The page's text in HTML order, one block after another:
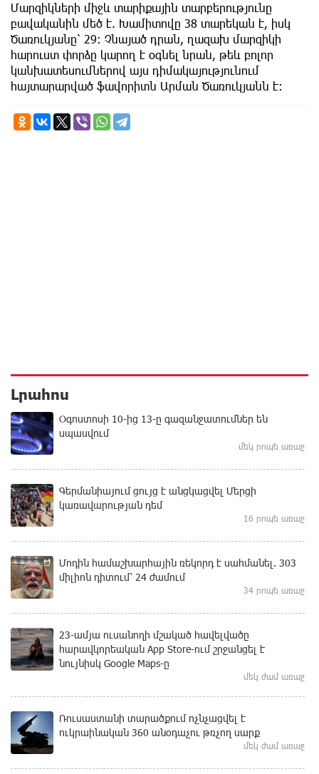
Մարզիկների միջև տարիքային տարբերությունը
բավականին մեծ է. Խամիտովը 38 տարեկան է, իսկ
Ծառուկյանը՝ 29։ Չնայած դրան, ղազախ մարզիկի
հարուստ փորձը կարող է օգնել նրան, թեև բոլոր
կանխատեսումներով այս դիմակայությունում
հայտարարված ֆավորիտն Արման Ծառուկյանն է:
Լրահոս
Օգոստոսի 10-ից 13-ը գազանջատումներ են
սպասվում
մեկ րոպե առաջ
Գերմանիայում ցույց է անցկացվել Մերցի
կառավարության դեմ
16 րոպե առաջ
Մոդին համաշխարհային ռեկորդ է սահմանել. 303
միլիոն դիտում՝ 24 ժամում
34 րոպե առաջ
23-ամյա ուսանողի մշակած հավելվածը
հարավկորեական App Store-ում շրջանցել է
նույնիսկ Google Maps-ը
մեկ ժամ առաջ
Ռուսաստանի տարածքում ոչնչացվել է
ուկրաինական 360 անօդաչու թռչող սարք
մեկ ժամ առաջ